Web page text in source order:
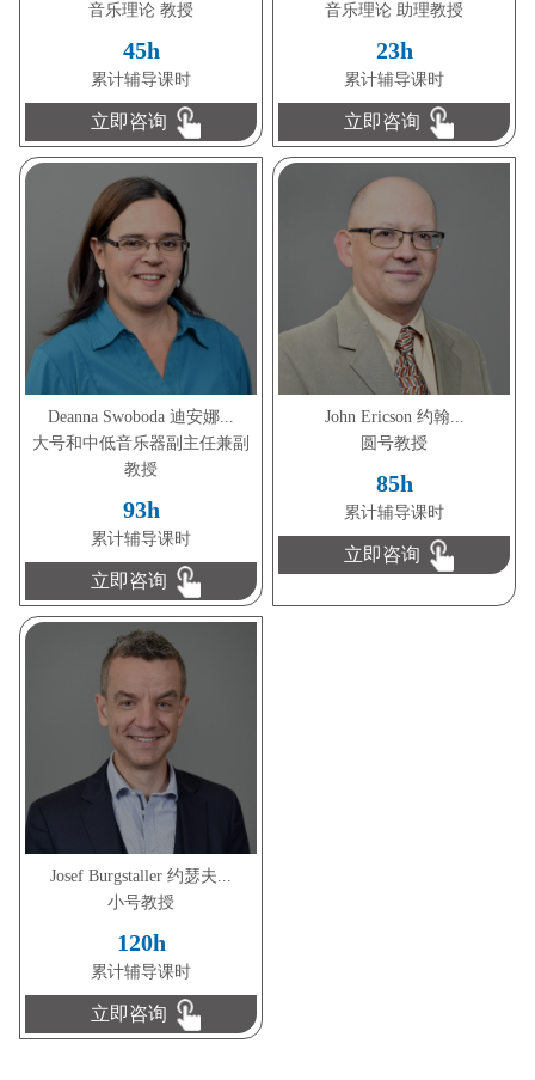
音乐理论 教授
45h
累计辅导课时
立即咨询
音乐理论 助理教授
23h
累计辅导课时
立即咨询
Deanna Swoboda 迪安娜...
大号和中低音乐器副主任兼副
教授
93h
累计辅导课时
立即咨询
John Ericson 约翰...
圆号教授
85h
累计辅导课时
立即咨询
Josef Burgstaller 约瑟夫...
小号教授
120h
累计辅导课时
立即咨询